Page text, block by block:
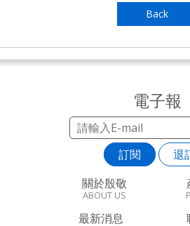
Back
關於殷敬
ABOUT US
最新消息
電子報
訂閱 退